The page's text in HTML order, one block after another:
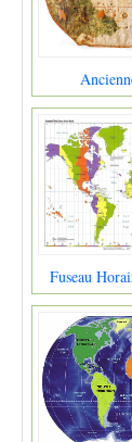
Fuseau